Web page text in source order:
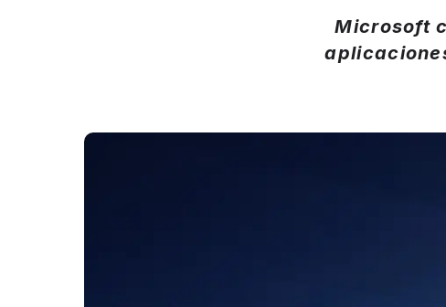
Microsoft